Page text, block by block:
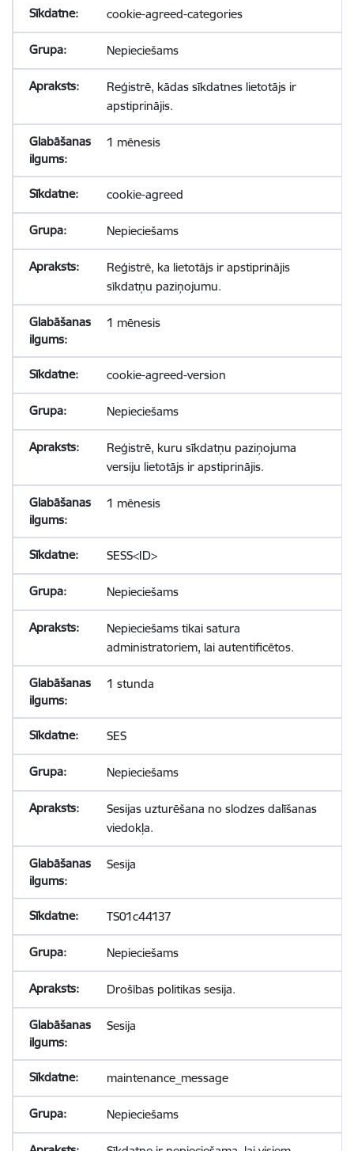
cookie-agreed-categories
Nepieciešams
Reģistrē, kādas sīkdatnes lietotājs ir
apstiprinājis.
1 mēnesis
cookie-agreed
Nepieciešams
Reģistrē, ka lietotājs ir apstiprinājis
sīkdatņu paziņojumu.
1 mēnesis
cookie-agreed-version
Nepieciešams
Reģistrē, kuru sīkdatņu paziņojuma
versiju lietotājs ir apstiprinājis.
1 mēnesis
SESS<ID>
Nepieciešams
Nepieciešams tikai satura
administratoriem, lai autentificētos.
1 stunda
SES
Nepieciešams
Sesijas uzturēšana no slodzes dalīšanas
viedokļa.
Sesija
TS01c44137
Nepieciešams
Drošības politikas sesija.
Sesija
maintenance_message
Nepieciešams